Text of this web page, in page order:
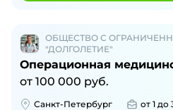
ОБЩЕСТВО С
"ДОЛГОЛЕТИЕ"
Операционная
от 100 000 руб.
Санкт-Петербург
от 1 до